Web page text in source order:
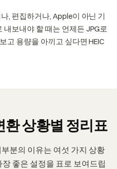
, 편집하거나, Apple이 아닌 기
보내야 할 때는 언제든 JPG로
고 용량을 아끼고 싶다면 HEIC
환 상황별 정리표
분의 이유는 여섯 가지 상황
좋은 설정을 표로 보여드립